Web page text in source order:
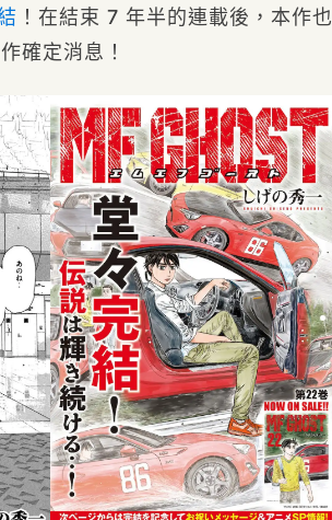
！在結束 7 年半的連載後，本作也
確定消息！